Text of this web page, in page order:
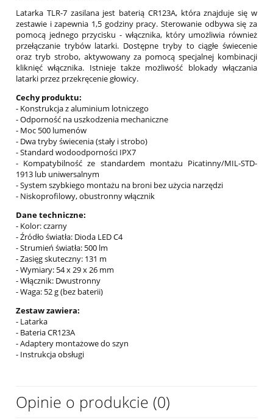
Latarka TLR-7 zasilana jest baterią CR123A, która znajduje się w
zestawie i zapewnia 1,5 godziny pracy. Sterowanie odbywa się za
pomocą jednego przycisku - włącznika, który umożliwia również
przełączanie trybów latarki. Dostępne tryby to ciągłe świecenie
oraz tryb strobo, aktywowany za pomocą specjalnej kombinacji
kliknięć włącznika. Istnieje także możliwość blokady włączania
latarki przez przekręcenie głowicy.
Cechy produktu:
- Konstrukcja z aluminium lotniczego
- Odporność na uszkodzenia mechaniczne
- Moc 500 lumenów
- Dwa tryby świecenia (stały i strobo)
- Standard wodoodporności IPX7
- Kompatybilność ze standardem montażu Picatinny/MIL-STD-
1913 lub uniwersalnym
- System szybkiego montażu na broni bez użycia narzędzi
- Niskoprofilowy, obustronny włącznik
Dane techniczne:
- Kolor: czarny
- Źródło światła: Dioda LED C4
- Strumień światła: 500 lm
- Zasięg skuteczny: 131 m
- Wymiary: 54 x 29 x 26 mm
- Włącznik: Dwustronny
- Waga: 52 g (bez baterii)
Zestaw zawiera:
- Latarka
- Bateria CR123A
- Adaptery montażowe do szyn
- Instrukcja obsługi
Opinie o produkcie (0)